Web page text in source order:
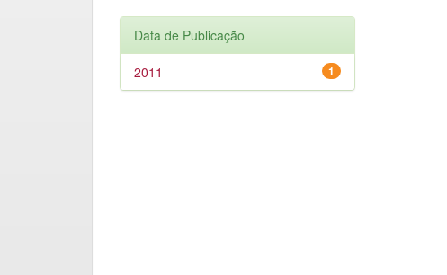
Data de Publicação
1
2011